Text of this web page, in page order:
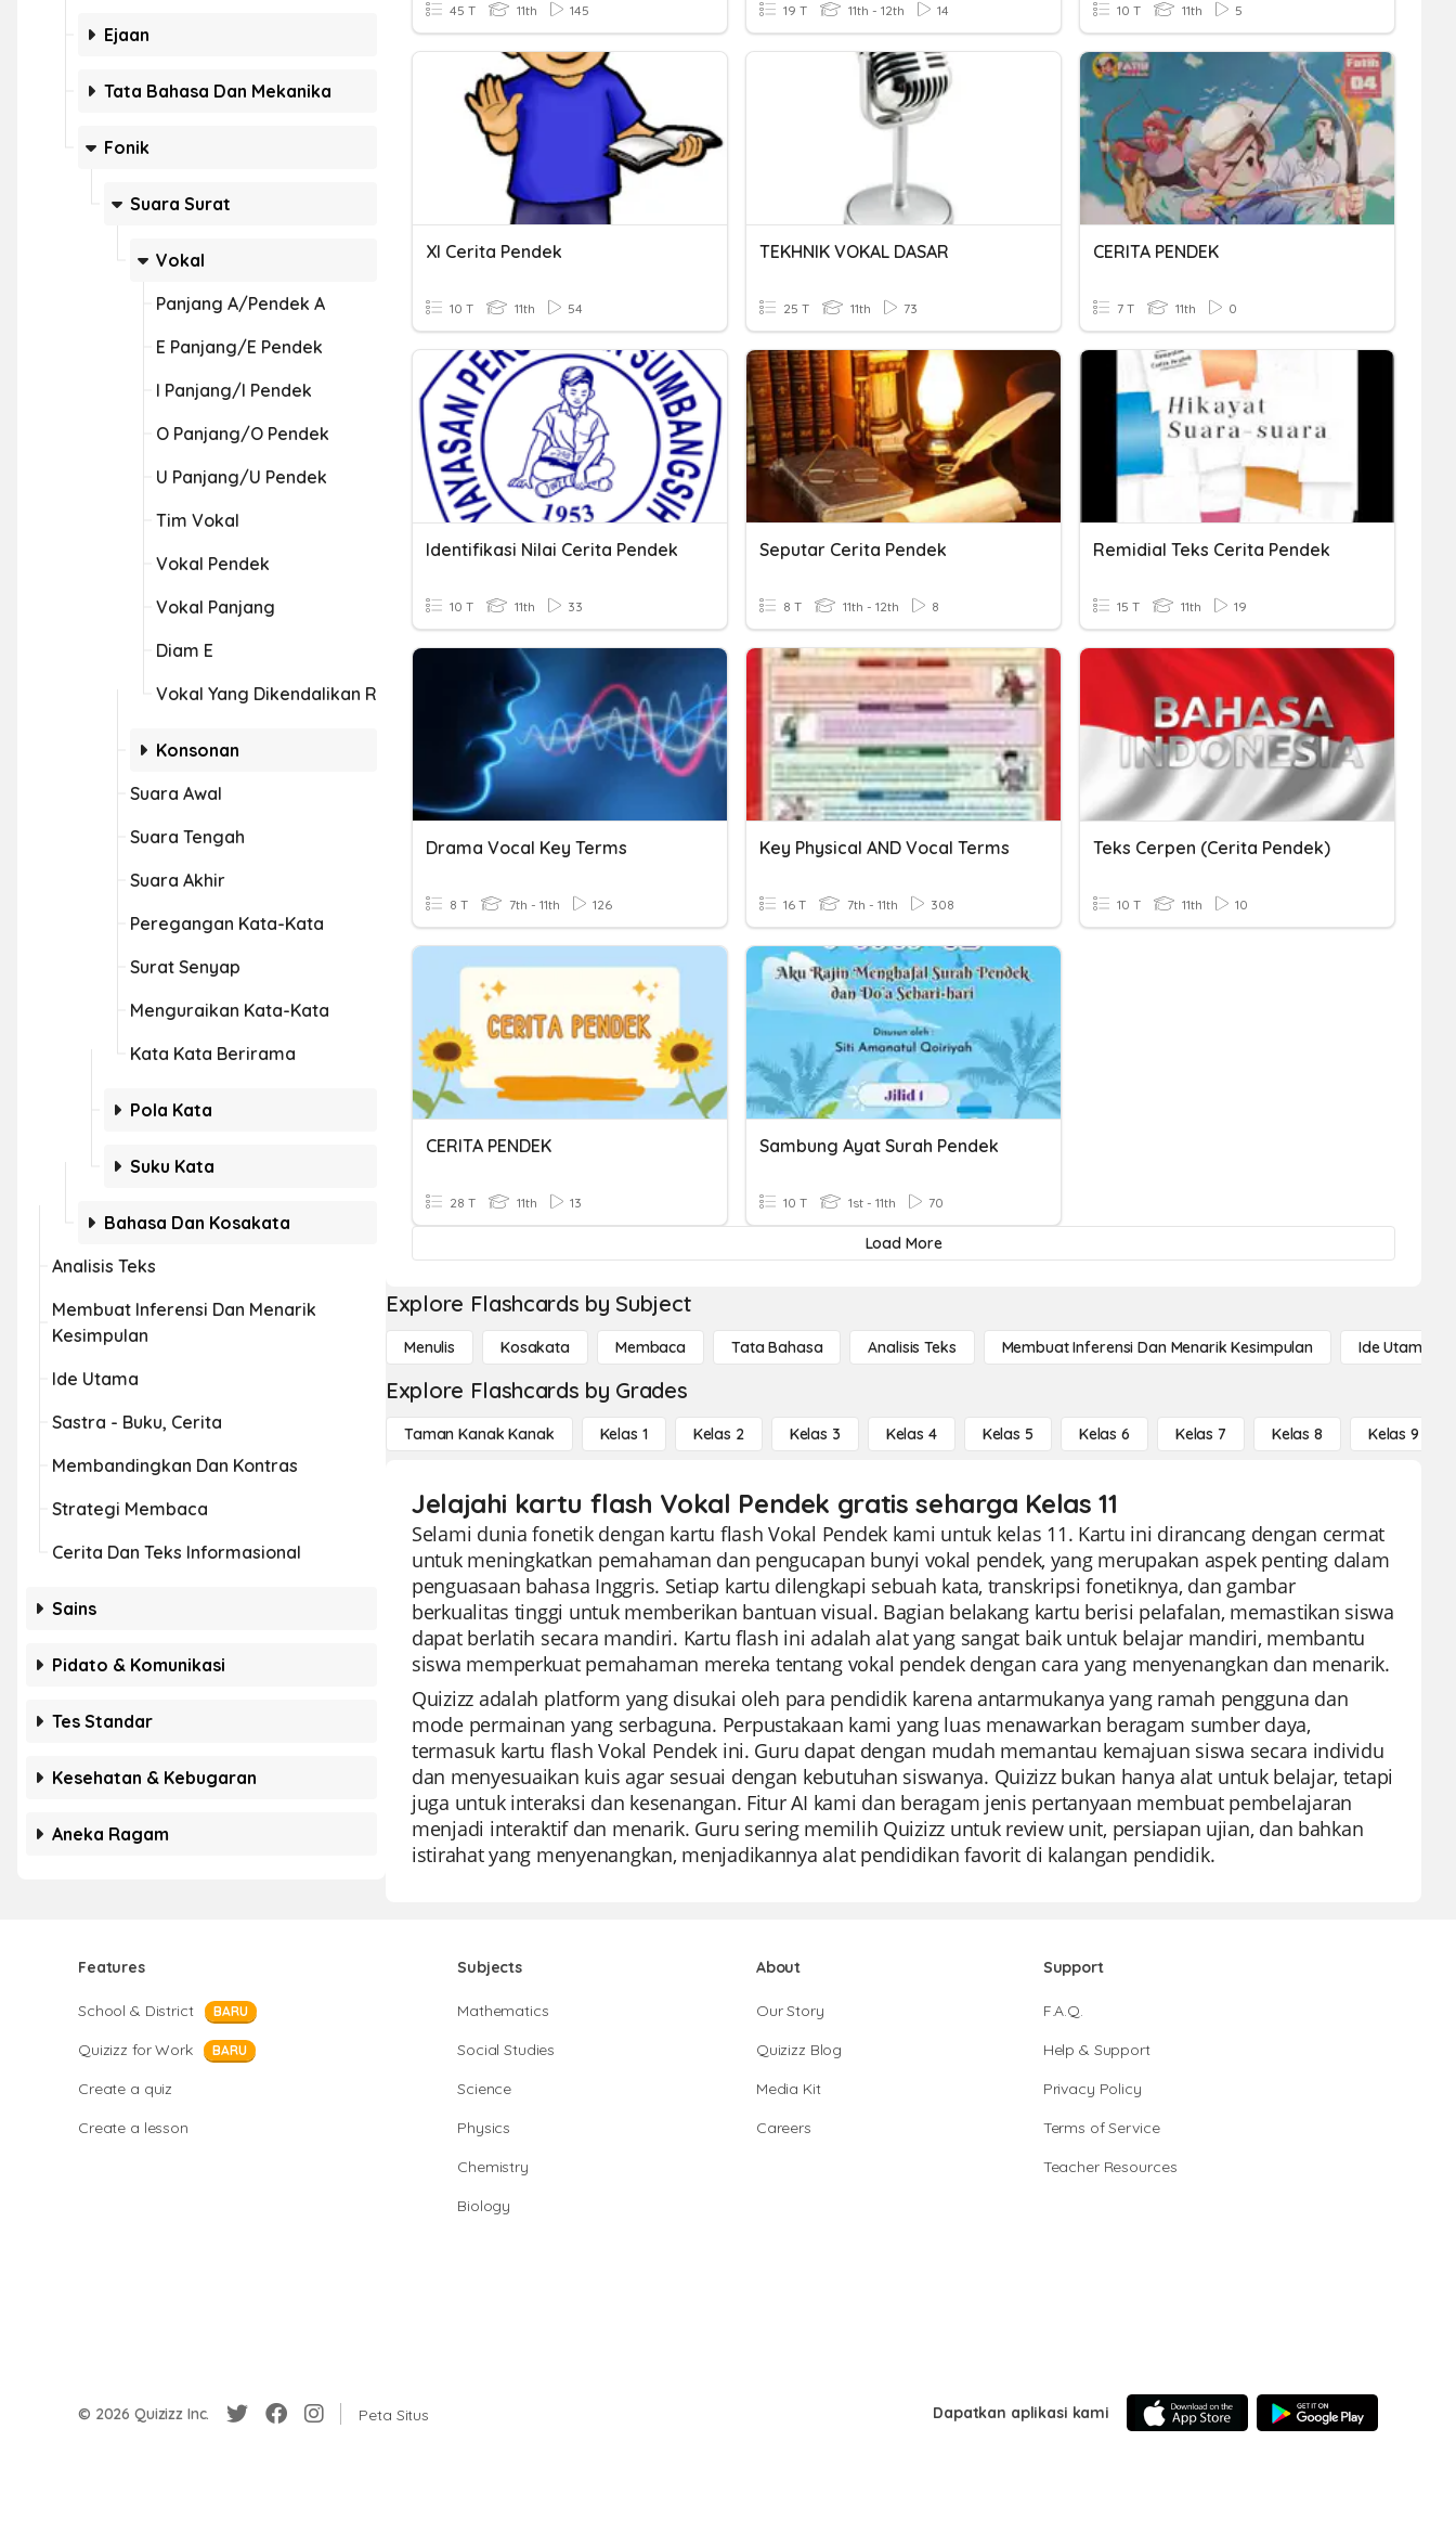
Ejaan
Tata Bahasa Dan Mekanika
Fonik
Suara Surat
Vokal
Panjang A/Pendek A
E Panjang/E Pendek
I Panjang/I Pendek
O Panjang/O Pendek
U Panjang/U Pendek
Tim Vokal
Vokal Pendek
Vokal Panjang
Diam E
Vokal Yang Dikendalikan R
Konsonan
Suara Awal
Suara Tengah
Suara Akhir
Peregangan Kata-Kata
Surat Senyap
Menguraikan Kata-Kata
Kata Kata Berirama
Pola Kata
Suku Kata
Bahasa Dan Kosakata
Analisis Teks
Membuat Inferensi Dan Menarik
Kesimpulan
Ide Utama
Sastra - Buku, Cerita
Membandingkan Dan Kontras
Strategi Membaca
Cerita Dan Teks Informasional
Sains
Pidato & Komunikasi
Tes Standar
Kesehatan & Kebugaran
Aneka Ragam
45 T 11th 145 19 T 11th - 12th 14 10 T 11th 5
XI Cerita Pendek
10 T 11th 54
TEKHNIK VOKAL DASAR
25 T 11th 73
CERITA PENDEK
7 T 11th 0
Identifikasi Nilai Cerita Pendek
10 T 11th 33
Seputar Cerita Pendek
8 T 11th - 12th 8
Remidial Teks Cerita Pendek
15 T 11th 19
Drama Vocal Key Terms
8 T 7th - 11th 126
Key Physical AND Vocal Terms
16 T 7th - 11th 308
Teks Cerpen (Cerita Pendek)
10 T 11th 10
CERITA PENDEK
28 T 11th 13
Sambung Ayat Surah Pendek
10 T 1st - 11th 70
Load More
Explore Flashcards by Subject
Menulis Kosakata Membaca Tata Bahasa Analisis Teks Membuat Inferensi Dan Menarik Kesimpulan Ide Utama
Explore Flashcards by Grades
Taman Kanak Kanak Kelas 1 Kelas 2 Kelas 3 Kelas 4 Kelas 5 Kelas 6 Kelas 7 Kelas 8 Kelas 9
Jelajahi kartu flash Vokal Pendek gratis seharga Kelas 11
Selami dunia fonetik dengan kartu flash Vokal Pendek kami untuk kelas 11. Kartu ini dirancang dengan cermat
untuk meningkatkan pemahaman dan pengucapan bunyi vokal pendek, yang merupakan aspek penting dalam
penguasaan bahasa Inggris. Setiap kartu dilengkapi sebuah kata, transkripsi fonetiknya, dan gambar
berkualitas tinggi untuk memberikan bantuan visual. Bagian belakang kartu berisi pelafalan, memastikan siswa
dapat berlatih secara mandiri. Kartu flash ini adalah alat yang sangat baik untuk belajar mandiri, membantu
siswa memperkuat pemahaman mereka tentang vokal pendek dengan cara yang menyenangkan dan menarik.
Quizizz adalah platform yang disukai oleh para pendidik karena antarmukanya yang ramah pengguna dan
mode permainan yang serbaguna. Perpustakaan kami yang luas menawarkan beragam sumber daya,
termasuk kartu flash Vokal Pendek ini. Guru dapat dengan mudah memantau kemajuan siswa secara individu
dan menyesuaikan kuis agar sesuai dengan kebutuhan siswanya. Quizizz bukan hanya alat untuk belajar, tetapi
juga untuk interaksi dan kesenangan. Fitur AI kami dan beragam jenis pertanyaan membuat pembelajaran
menjadi interaktif dan menarik. Guru sering memilih Quizizz untuk review unit, persiapan ujian, dan bahkan
istirahat yang menyenangkan, menjadikannya alat pendidikan favorit di kalangan pendidik.
Features
School & District BARU
Quizizz for Work BARU
Create a quiz
Create a lesson
Subjects
Mathematics
Social Studies
Science
Physics
Chemistry
Biology
About
Our Story
Quizizz Blog
Media Kit
Careers
Support
F.A.Q.
Help & Support
Privacy Policy
Terms of Service
Teacher Resources
© 2026 Quizizz Inc. Peta Situs Dapatkan aplikasi kami